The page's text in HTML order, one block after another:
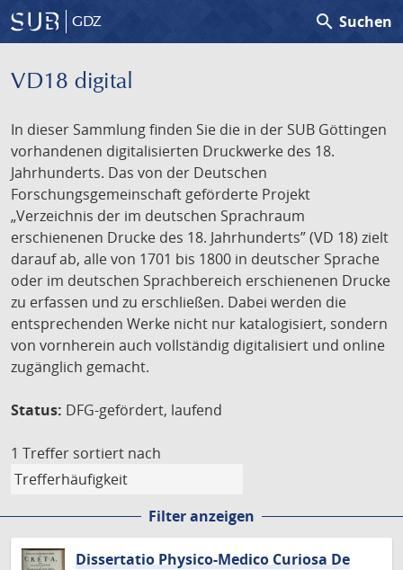
GDZ search Suchen
VD18 digital
In dieser Sammlung finden Sie die in der SUB Göttingen
vorhandenen digitalisierten Druckwerke des 18.
Jahrhunderts. Das von der Deutschen
Forschungsgemeinschaft geförderte Projekt
„Verzeichnis der im deutschen Sprachraum
erschienenen Drucke des 18. Jahrhunderts” (VD 18) zielt
darauf ab, alle von 1701 bis 1800 in deutscher Sprache
oder im deutschen Sprachbereich erschienenen Drucke
zu erfassen und zu erschließen. Dabei werden die
entsprechenden Werke nicht nur katalogisiert, sondern
von vornherein auch vollständig digitalisiert und online
zugänglich gemacht.
Status: DFG-gefördert, laufend
1 Treffer sortiert nach
Filter anzeigen
Dissertatio Physico-Medico Curiosa De